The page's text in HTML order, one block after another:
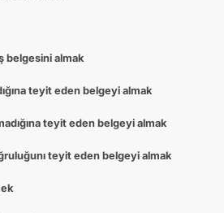
belgesini almak
teyit eden belgeyi almak
teyit eden belgeyi almak
teyit eden belgeyi almak